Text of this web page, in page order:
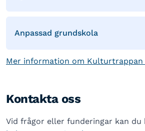
Anpassad grundskola
Mer information om
Kontakta oss
Vid frågor eller funderingar kan du